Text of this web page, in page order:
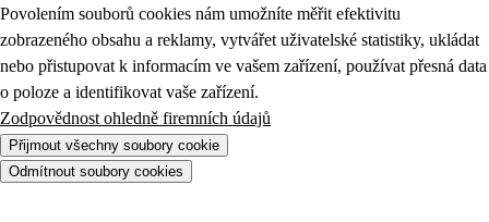
Povolením souborů cookies nám umožníte měřit efektivitu
zobrazeného obsahu a reklamy, vytvářet uživatelské statistiky, ukládat
nebo přistupovat k informacím ve vašem zařízení, používat přesná data
o poloze a identifikovat vaše zařízení.
Zodpovědnost ohledně firemních údajů
Přijmout všechny soubory cookie
Odmítnout soubory cookies